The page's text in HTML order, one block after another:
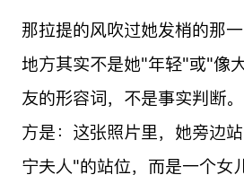
那拉提的风吹过她发梢的那
地方其实不是她"年轻"或"
友的形容词，不是事实判断
方是：这张照片里，她旁边
宁夫人"的站位，而是一个女